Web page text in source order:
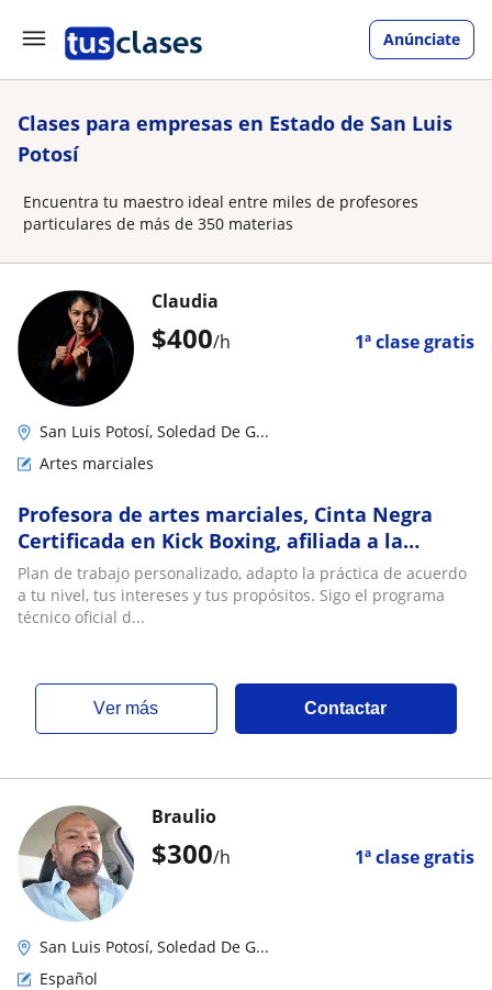
Anúnciate
Clases para empresas en Estado de San Luis
Potosí
Encuentra tu maestro ideal entre miles de profesores
particulares de más de 350 materias
$400/h 1ª clase gratis
Claudia
San Luis Potosí, Soledad De G...
Artes marciales
Profesora de artes marciales, Cinta Negra
Certificada en Kick Boxing, afiliada a la
Federación Mexicana de Kick Boxing WM. A.C
Plan de trabajo personalizado, adapto la práctica de acuerdo
a tu nivel, tus intereses y tus propósitos. Sigo el programa
técnico oficial d...
ver más Contactar
$300/h 1ª clase gratis
Braulio
San Luis Potosí, Soledad De G...
Español